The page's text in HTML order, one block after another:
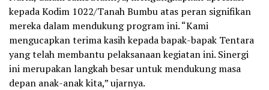
kepada Kodim 1022/Tanah Bumbu atas peran signifikan
mereka dalam mendukung program ini. “Kami
mengucapkan terima kasih kepada bapak-bapak Tentara
yang telah membantu pelaksanaan kegiatan ini. Sinergi
ini merupakan langkah besar untuk mendukung masa
depan anak-anak kita,” ujarnya.